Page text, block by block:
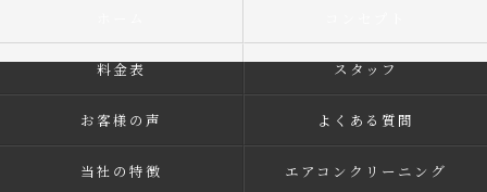
料金表 スタッフ
お客様の声 よくある質問
当社の特徴 エアコンクリーニング